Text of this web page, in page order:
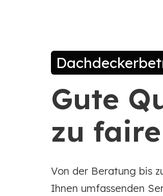
Gute
zu
Von der Beratung bis
Ihnen umfassenden